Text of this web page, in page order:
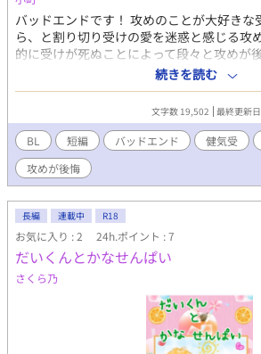
バッドエンドです！ 攻めのことが大好きな
ら、と割り切り受けの愛を迷惑と感じる攻
的に受けが死ぬことによって段々と攻めが
す！拙作ですがよろしくお願いします！！
コメディぽくなってしまいました、、、。
続きを読む
文字数 19,502 最終更新
BL 短編 バッドエンド 健気受
攻めが後悔
長編 連載中 R18
お気に入り : 2 24h.ポイント : 7
だいくんとかなせんぱい
さくら乃